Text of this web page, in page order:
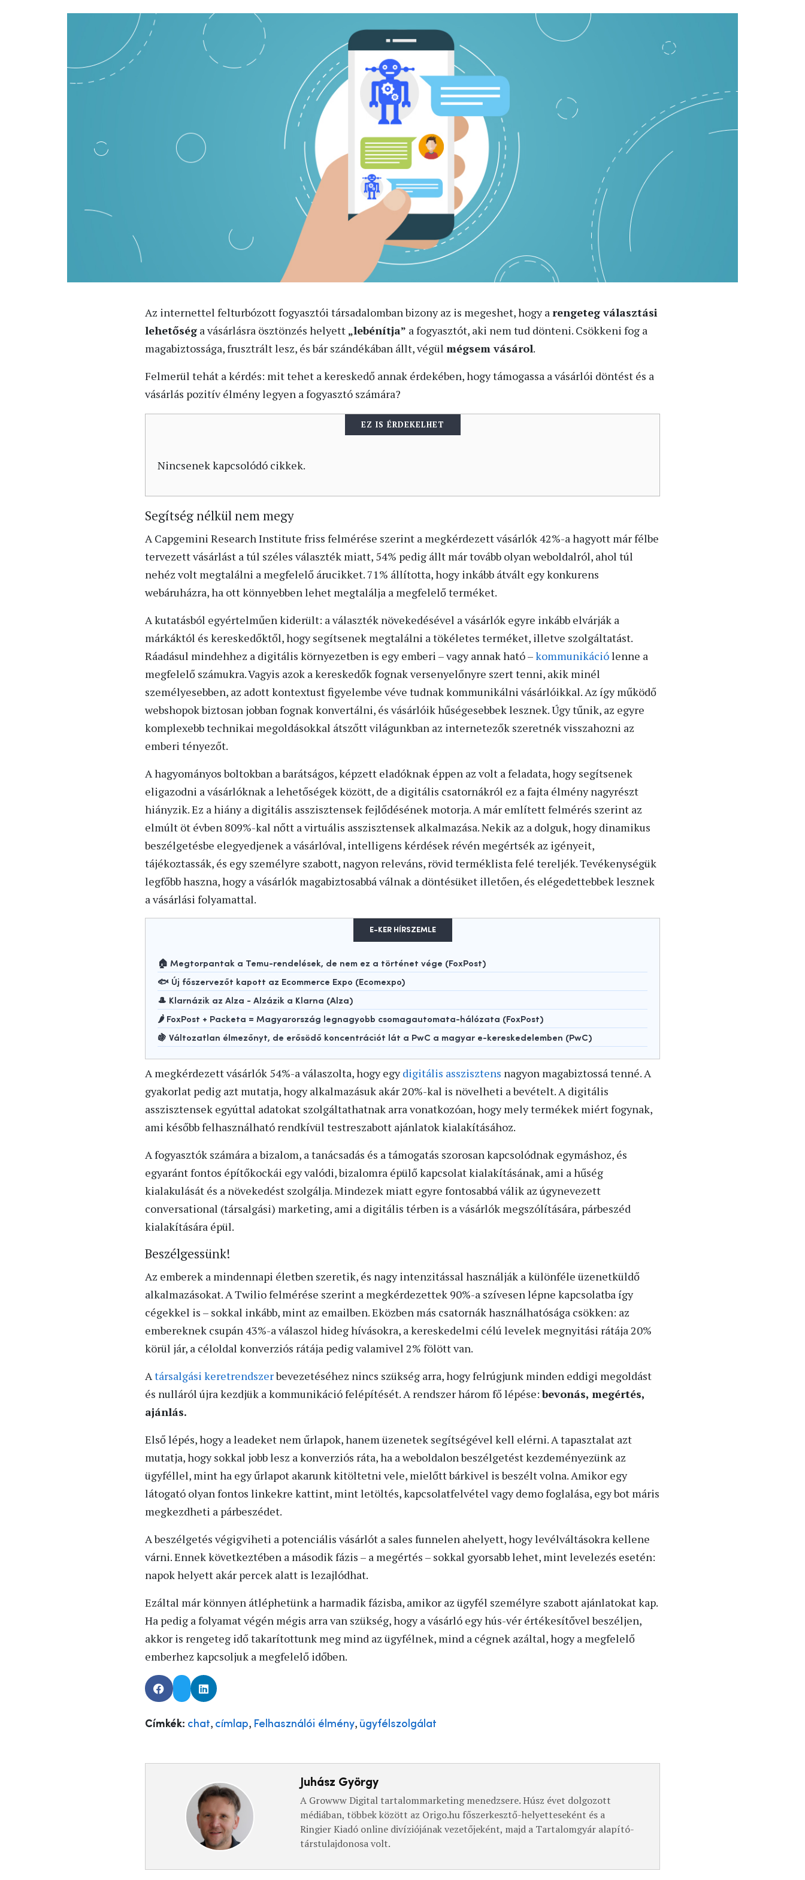
Az internettel felturbózott fogyasztói társadalomban bizony az is megeshet, hogy arengeteg választási
lehetőség a vásárlásra ösztönzés helyett„lebénítja” a fogyasztót, aki nem tud dönteni. Csökkeni fog a
magabiztossága, frusztrált lesz, és bár szándékában állt, végül mégsem vásárol.
Felmerül tehát a kérdés: mit tehet a kereskedő annak érdekében, hogy támogassa a vásárlói döntést és a
vásárlás pozitív élmény legyen a fogyasztó számára?
EZ IS ÉRDEKELHET
Nincsenek kapcsolódó cikkek.
Segítség nélkül nem megy
A Capgemini Research Institute friss felmérése szerint a megkérdezett vásárlók 42%-a hagyott már félbe
tervezett vásárlást a túl széles választék miatt, 54% pedig állt már tovább olyan weboldalról, ahol túl
nehéz volt megtalálni a megfelelő árucikket. 71% állította, hogy inkább átvált egy konkurens
webáruházra, ha ott könnyebben lehet megtalálja a megfelelő terméket.
A kutatásból egyértelműen kiderült: a választék növekedésével a vásárlók egyre inkább elvárják a
márkáktól és kereskedőktől, hogy segítsenek megtalálni a tökéletes terméket, illetve szolgáltatást.
Ráadásul mindehhez a digitális környezetben is egy emberi – vagy annak ható –kommunikációlenne a
megfelelő számukra. Vagyis azok a kereskedők fognak versenyelőnyre szert tenni, akik minél
személyesebben, az adott kontextust figyelembe véve tudnak kommunikálni vásárlóikkal. Az így működő
webshopok biztosan jobban fognak konvertálni, és vásárlóik hűségesebbek lesznek. Úgy tűnik, az egyre
komplexebb technikai megoldásokkal átszőtt világunkban az internetezők szeretnék visszahozni az
emberi tényezőt.
A hagyományos boltokban a barátságos, képzett eladóknak éppen az volt a feladata, hogy segítsenek
eligazodni a vásárlóknak a lehetőségek között, de a digitális csatornákról ez a fajta élmény nagyrészt
hiányzik. Ez a hiány a digitális asszisztensek fejlődésének motorja. A már említett felmérés szerint az
elmúlt öt évben 809%-kal nőtt a virtuális asszisztensek alkalmazása. Nekik az a dolguk, hogy dinamikus
beszélgetésbe elegyedjenek a vásárlóval, intelligens kérdések révén megértsék az igényeit,
tájékoztassák, és egy személyre szabott, nagyon releváns, rövid terméklista felé tereljék. Tevékenységük
legfőbb haszna, hogy a vásárlók magabiztosabbá válnak a döntésüket illetően, és elégedettebbek lesznek
a vásárlási folyamattal.
E-KER HÍRSZEMLE
🏠 Megtorpantak a Temu-rendelések, de nem ez a történet vége (FoxPost)
🐟 Új főszervezőt kapott az Ecommerce Expo (Ecomexpo)
🎩 Klarnázik az Alza - Alzázik a Klarna (Alza)
🌶️ FoxPost + Packeta = Magyarország legnagyobb csomagautomata-hálózata (FoxPost)
🍇 Változatlan élmezőnyt, de erősödő koncentrációt lát a PwC a magyar e-kereskedelemben (PwC)
A megkérdezett vásárlók 54%-a válaszolta, hogy egydigitális asszisztens nagyon magabiztossá tenné. A
gyakorlat pedig azt mutatja, hogy alkalmazásuk akár 20%-kal is növelheti a bevételt. A digitális
asszisztensek egyúttal adatokat szolgáltathatnak arra vonatkozóan, hogy mely termékek miért fogynak,
ami később felhasználható rendkívül testreszabott ajánlatok kialakításához.
A fogyasztók számára a bizalom, a tanácsadás és a támogatás szorosan kapcsolódnak egymáshoz, és
egyaránt fontos építőkockái egy valódi, bizalomra épülő kapcsolat kialakításának, ami a hűség
kialakulását és a növekedést szolgálja. Mindezek miatt egyre fontosabbá válik az úgynevezett
conversational (társalgási) marketing, ami a digitális térben is a vásárlók megszólítására, párbeszéd
kialakítására épül.
Beszélgessünk!
Az emberek a mindennapi életben szeretik, és nagy intenzitással használják a különféle üzenetküldő
alkalmazásokat. A Twilio felmérése szerint a megkérdezettek 90%-a szívesen lépne kapcsolatba így
cégekkel is – sokkal inkább, mint az emailben. Eközben más csatornák használhatósága csökken: az
embereknek csupán 43%-a válaszol hideg hívásokra, a kereskedelmi célú levelek megnyitási rátája 20%
körül jár, a céloldal konverziós rátája pedig valamivel 2% fölött van.
Atársalgási keretrendszerbevezetéséhez nincs szükség arra, hogy felrúgjunk minden eddigi megoldást
és nulláról újra kezdjük a kommunikáció felépítését. A rendszer három fő lépése:bevonás, megértés,
ajánlás.
Első lépés, hogy a leadeket nem űrlapok, hanem üzenetek segítségével kell elérni. A tapasztalat azt
mutatja, hogy sokkal jobb lesz a konverziós ráta, ha a weboldalon beszélgetést kezdeményezünk az
ügyféllel, mint ha egy űrlapot akarunk kitöltetni vele, mielőtt bárkivel is beszélt volna. Amikor egy
látogató olyan fontos linkekre kattint, mint letöltés, kapcsolatfelvétel vagy demo foglalása, egy bot máris
megkezdheti a párbeszédet.
A beszélgetés végigviheti a potenciális vásárlót a sales funnelen ahelyett, hogy levélváltásokra kellene
várni. Ennek következtében a második fázis – a megértés – sokkal gyorsabb lehet, mint levelezés esetén:
napok helyett akár percek alatt is lezajlódhat.
Ezáltal már könnyen átléphetünk a harmadik fázisba, amikor az ügyfél személyre szabott ajánlatokat kap.
Ha pedig a folyamat végén mégis arra van szükség, hogy a vásárló egy hús-vér értékesítővel beszéljen,
akkor is rengeteg idő takarítottunk meg mind az ügyfélnek, mind a cégnek azáltal, hogy a megfelelő
emberhez kapcsoljuk a megfelelő időben.
Címkék: chat, címlap, Felhasználói élmény, ügyfélszolgálat
Juhász György
A Growww Digital tartalommarketing menedzsere. Húsz évet dolgozott
médiában, többek között az Origo.hu főszerkesztő-helyetteseként és a
Ringier Kiadó online divíziójának vezetőjeként, majd a Tartalomgyár alapító-
társtulajdonosa volt.